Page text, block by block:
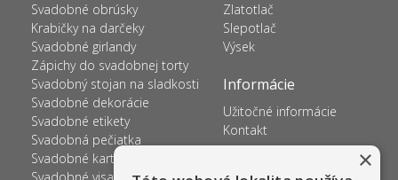
Svadobné obrúsky
Krabičky na darčeky
Svadobné girlandy
Zápichy do svadobnej torty
Svadobný stojan na sladkosti
Svadobné dekorácie
Svadobné etikety
Svadobná pečiatka
Svadobné kartičky na prskavky
Zlatotlač
Slepotlač
Výsek
Informácie
Užitočné informácie
Kontakt
×